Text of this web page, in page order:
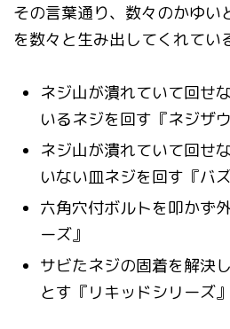
その言葉通り、数々のかゆい
を数々と生み出してくれてい
ネジ山が潰れていて回せ
いるネジを回す『ネジザ
ネジ山が潰れていて回せ
いない皿ネジを回す『バ
六角穴付ボルトを叩かず
ーズ』
サビたネジの固着を解決
とす『リキッドシリーズ』